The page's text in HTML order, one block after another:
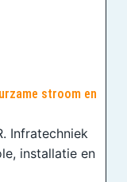
stroom en
Infratechniek
installatie en